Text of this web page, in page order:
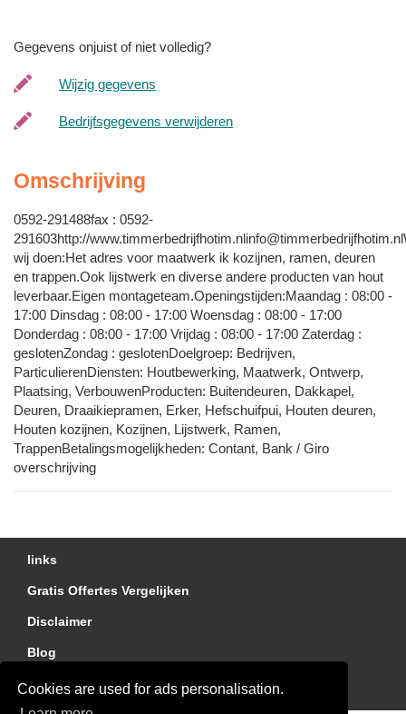
Cookies are used for ads personalisation.
Gegevens onjuist of niet volledig?
Wijzig gegevens
Bedrijfsgegevens verwijderen
Omschrijving
0592-291488fax : 0592-
291603http://
wij doen:Het adres voor maatwerk ik kozijnen, ramen, deuren
en trappen.Ook lijstwerk en diverse andere producten van hout
leverbaar.Eigen montageteam.Openingstijden:Maandag : 08:00 -
17:00 Dinsdag : 08:00 - 17:00 Woensdag : 08:00 - 17:00
Donderdag : 08:00 - 17:00 Vrijdag : 08:00 - 17:00 Zaterdag :
geslotenZondag : geslotenDoelgroep: Bedrijven,
ParticulierenDiensten: Houtbewerking, Maatwerk, Ontwerp,
Plaatsing, VerbouwenProducten: Buitendeuren, Dakkapel,
Deuren, Draaikiepramen, Erker, Hefschuifpui, Houten deuren,
Houten kozijnen, Kozijnen, Lijstwerk, Ramen,
TrappenBetalingsmogelijkheden: Contant, Bank / Giro
overschrijving
links
Gratis Offertes Vergelijken
Disclaimer
Blog
Aanmelden bedrijven